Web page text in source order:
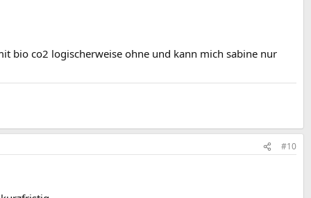
bio co2 logischerweise ohne und kann mich sabine nur
#10